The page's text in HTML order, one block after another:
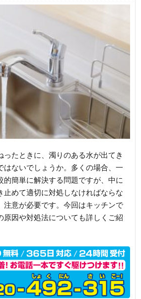
ったときに、濁りのある水が出てき
はないでしょうか。多くの場合、一
的簡単に解決する問題ですが、中に
止めて適切に対処しなければならな
注意が必要です。今回はキッチンで
原因や対処法についても詳しくご紹